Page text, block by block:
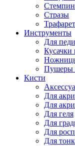
Стразы
Инструменты
Для
Пушеры
Кисти
Для
Для
Для геля
Для
Для
Для